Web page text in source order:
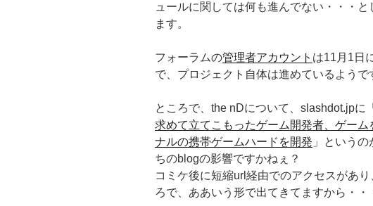
ュールに関しては何も進んでない・・・
ます。
フォーラムの管理者アカウント は11月1日
で、プロジェクト自体は進めているようで
ところで、the nDについて、slashdot.jpに「
求めて立てこもったゲーム開発者、ゲー
ナルの携帯ゲームハードを開発 」という
ちのblogの影響ですかねぇ？
コミケ後に短縮url経由でのアクセスがあ
ろで、ああいう形で出てきてますから・・